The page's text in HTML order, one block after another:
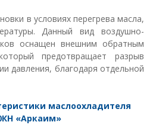
в условиях перегрева масла,
Данный вид воздушно-
оснащен внешним обратным
предотвращает разрыв
давления, благодаря отдельной
маслоохладителя
«Аркаим»